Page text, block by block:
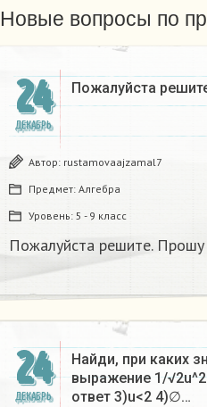
Новые вопросы по
24
ДЕКАБРЬ
Пожалуйста
Автор: rustamovaajzamal7
Предмет: Алгебра
Уровень: 5 - 9 класс
Пожалуйста решите. Прошу
24
ДЕКАБРЬ
Найди, при каких
выражение 1/
ответ 3)u<2 4)∅…